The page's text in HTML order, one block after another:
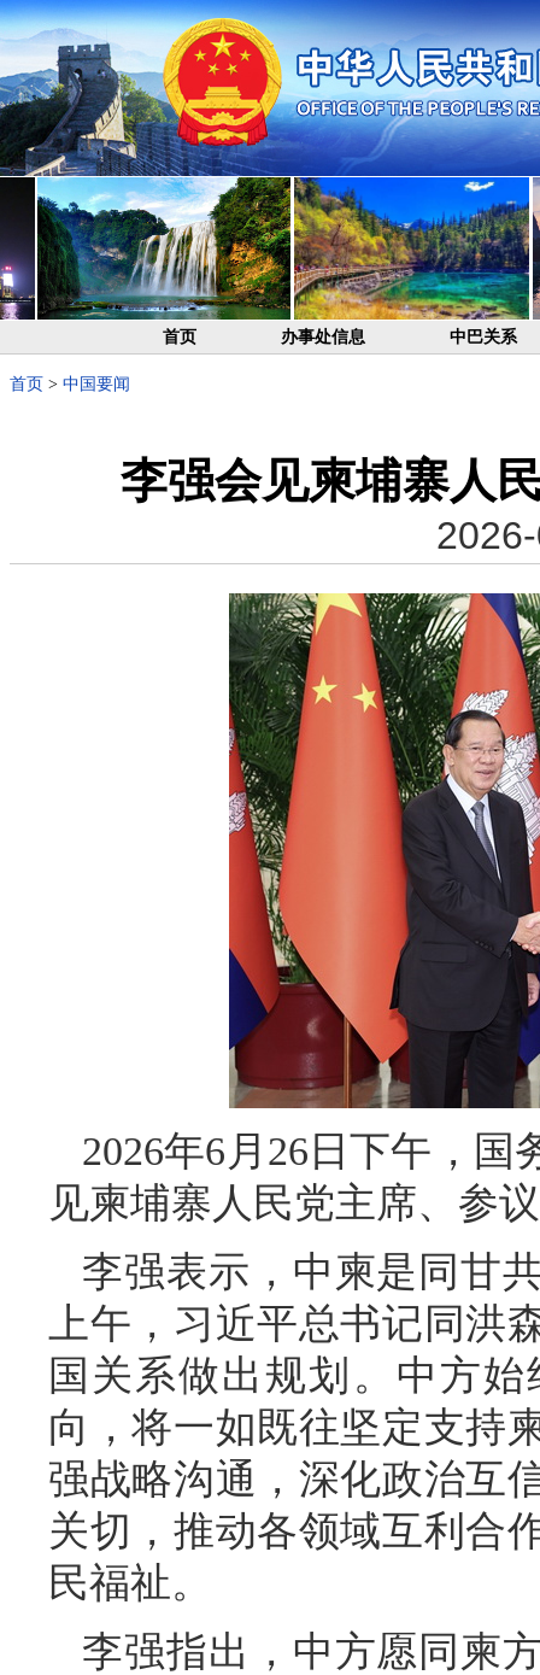
首页 办事处信息 中巴关系
首页 > 中国要闻
李强会见柬埔寨人
2026年6月26日下午，
见柬埔寨人民党主席、参
李强表示，中柬是同甘
上午，习近平总书记同洪
国关系做出规划。中方
向，将一如既往坚定支持
强战略沟通，深化政治互
关切，推动各领域互利合
民福祉。
李强指出，中方愿同柬